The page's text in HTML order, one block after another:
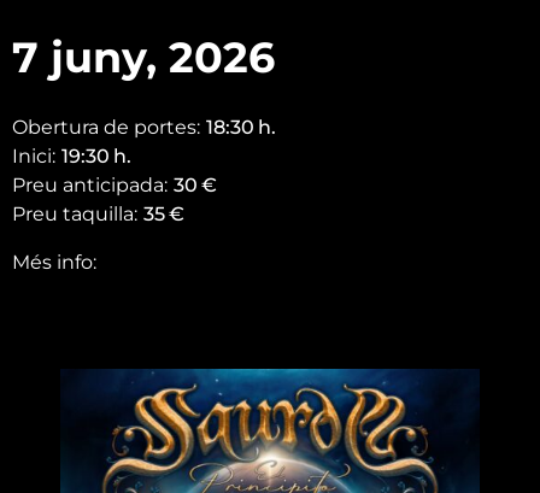
7 juny, 2026
Obertura de portes: 18:30 h.
Inici: 19:30 h.
Preu anticipada: 30 €
Preu taquilla: 35€
Més info: